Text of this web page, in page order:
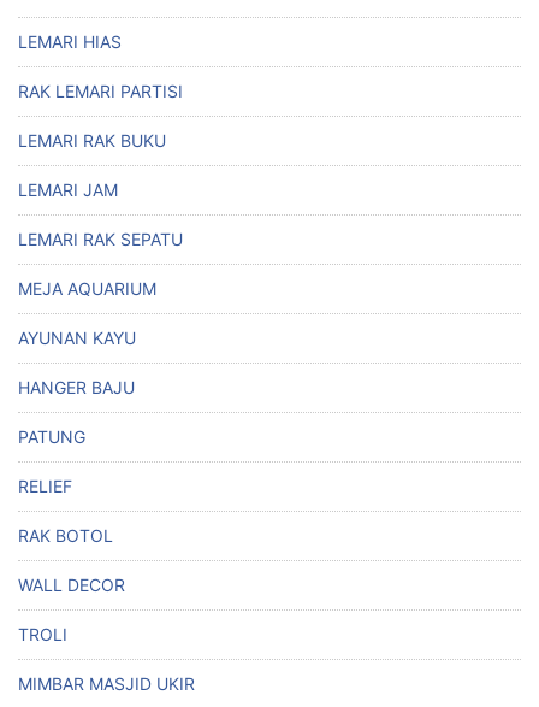
LEMARI HIAS
RAK LEMARI PARTISI
LEMARI RAK BUKU
LEMARI JAM
LEMARI RAK SEPATU
MEJA AQUARIUM
AYUNAN KAYU
HANGER BAJU
PATUNG
RELIEF
RAK BOTOL
WALL DECOR
TROLI
MIMBAR MASJID UKIR